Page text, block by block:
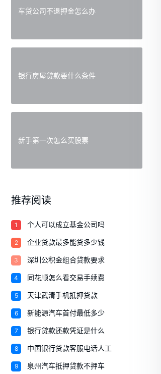
车贷公司不退押金怎么办
银行房屋贷款要什么条件
新手第一次怎么买股票
推荐阅读
1 个人可以成立基金公司吗
2 企业贷款最多能贷多少钱
3 深圳公积金组合贷款要求
4 同花顺怎么看交易手续费
5 天津武清手机抵押贷款
6 新能源汽车首付最低多少
7 银行贷款还款凭证是什么
8 中国银行贷款客服电话人工
9 泉州汽车抵押贷款不押车